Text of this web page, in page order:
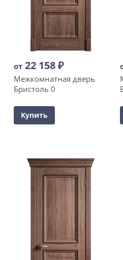
от 22 158₽
Межкомнатная дверь
Бристоль 0
Купить